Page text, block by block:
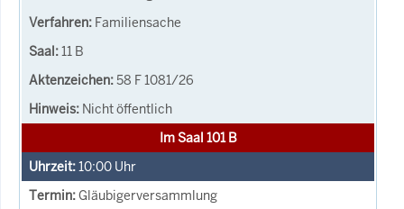
Familiensache
11 B
58 F 1081/26
Nicht öffentlich
Im Saal 101 B
10:00 Uhr
Gläubigerversammlung